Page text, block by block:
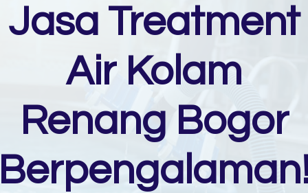
Jasa Treatment
Air Kolam
Renang Bogor